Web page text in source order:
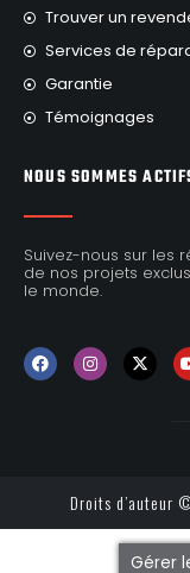
Trouver un
Services de
Garantie
Témoignages
NOUS SOMMES
Suivez-nous sur les
de nos projets
le monde.
Droits d’auteur
Gérer